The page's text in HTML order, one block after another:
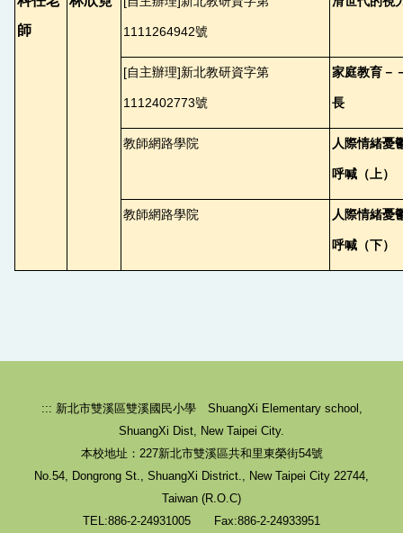
師
1111264942號
[自主辦理]新北教研資字第
1112402773號
家庭教育－
長
教師網路學院 人際情緒憂
呼喊（上）
教師網路學院 人際情緒憂
呼喊（下）
::: 新北市雙溪區雙溪國民小學 ShuangXi Elementary school,
ShuangXi Dist, New Taipei City.
本校地址：227新北市雙溪區共和里東榮街54號
No.54, Dongrong St., ShuangXi District., New Taipei City 22744,
Taiwan (R.O.C)
TEL:886-2-24931005 Fax:886-2-24933951